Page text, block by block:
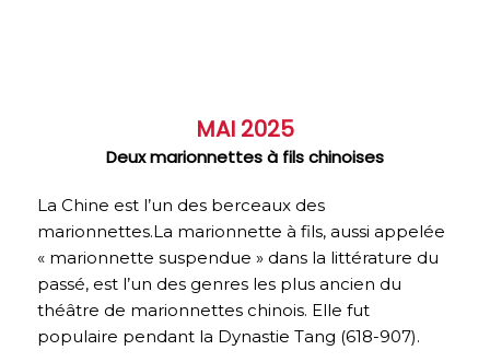
MAI 2025
Deux marionnettes à fils chinoises
La Chine est l’un des berceaux des
marionnettes.La marionnette à fils, aussi appelée
« marionnette suspendue » dans la littérature du
passé, est l’un des genres les plus ancien du
théâtre de marionnettes chinois. Elle fut
populaire pendant la Dynastie Tang (618-907).